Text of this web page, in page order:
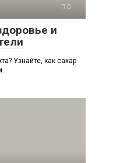
0
и
Узнайте, как сахар